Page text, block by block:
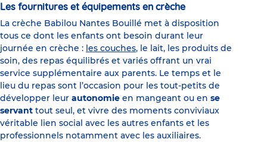
Les fournitures et équipements en crèche
La crèche Babilou Nantes Bouillé met à disposition
tous ce dont les enfants ont besoin durant leur
journée en crèche : les couches, le lait, les produits de
soin, des repas équilibrés et variés offrant un vrai
service supplémentaire aux parents. Le temps et le
lieu du repas sont l’occasion pour les tout-petits de
développer leur autonomie en mangeant ou en se
servant tout seul, et vivre des moments conviviaux
véritable lien social avec les autres enfants et les
professionnels notamment avec les auxiliaires.